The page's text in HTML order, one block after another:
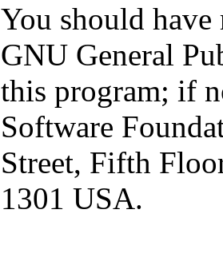
You should
GNU General
this program; if
Software
Street, Fifth
1301 USA.